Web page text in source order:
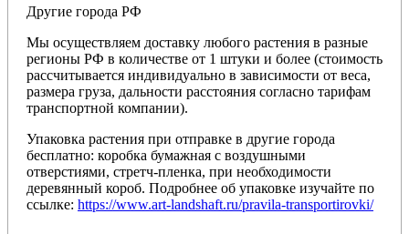
Другие города РФ
Мы осуществляем доставку любого растения в разные
регионы РФ в количестве от 1 штуки и более (стоимость
рассчитывается индивидуально в зависимости от веса,
размера груза, дальности расстояния согласно тарифам
транспортной компании).
Упаковка растения при отправке в другие города
бесплатно: коробка бумажная с воздушными
отверстиями, стретч-пленка, при необходимости
деревянный короб. Подробнее об упаковке изучайте по
ссылке: https://www.art-landshaft.ru/pravila-transportirovki/